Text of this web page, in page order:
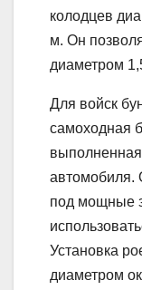
колодцев
м. Он
диаметром
Для войск
самоходная
автомобиля.
под мощные
Установка
диаметром